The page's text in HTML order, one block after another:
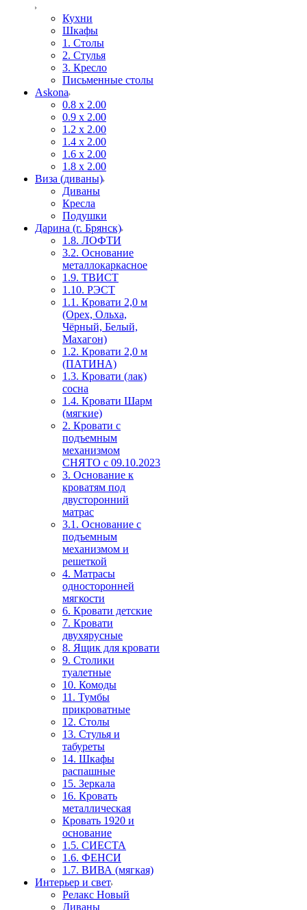
Кухни
Шкафы
1. Столы
2. Стулья
3. Кресло
Письменные столы
Askona
0.8 х 2.00
0.9 х 2.00
1.2 х 2.00
1.4 х 2.00
1.6 х 2.00
1.8 х 2.00
Виза (диваны)
Диваны
Кресла
Подушки
Дарина (г. Брянск)
1.8. ЛОФТИ
3.2. Основание
металлокаркасное
1.9. ТВИСТ
1.10. РЭСТ
1.1. Кровати 2,0 м
(Орех, Ольха,
Чёрный, Белый,
Махагон)
1.2. Кровати 2,0 м
(ПАТИНА)
1.3. Кровати (лак)
сосна
1.4. Кровати Шарм
(мягкие)
2. Кровати с
подъемным
механизмом
СНЯТО с 09.10.2023
3. Основание к
кроватям под
двусторонний
матрас
3.1. Основание с
подъемным
механизмом и
решеткой
4. Матрасы
односторонней
мягкости
6. Кровати детские
7. Кровати
двухярусные
8. Ящик для кровати
9. Столики
туалетные
10. Комоды
11. Тумбы
прикроватные
12. Столы
13. Стулья и
табуреты
14. Шкафы
распашные
15. Зеркала
16. Кровать
металлическая
Кровать 1920 и
основание
1.5. СИЕСТА
1.6. ФЕНСИ
1.7. ВИВА (мягкая)
Интерьер и свет
Релакс Новый
Диваны